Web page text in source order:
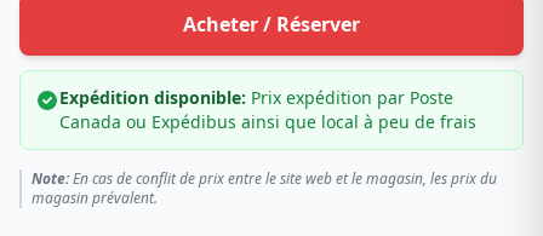
Acheter / Réserver
Expédition disponible: Prix expédition par Poste
Canada ou Expédibus ainsi que local à peu de frais
Note:En cas de conflit de prix entre le site web et le magasin, les prix du
magasin prévalent.